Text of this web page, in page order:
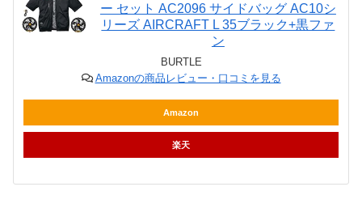
ー セット AC2096 サイドバッグ AC10シ
リーズ AIRCRAFT L 35ブラック+黒ファ
ン
BURTLE
Amazonの商品レビュー・口コミを見る
Amazon
楽天